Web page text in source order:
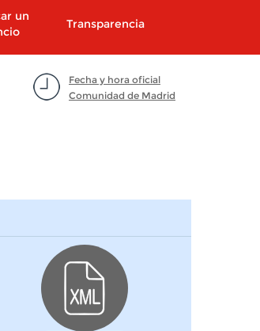
un
Transparencia
Fecha y hora oficial
Comunidad de Madrid